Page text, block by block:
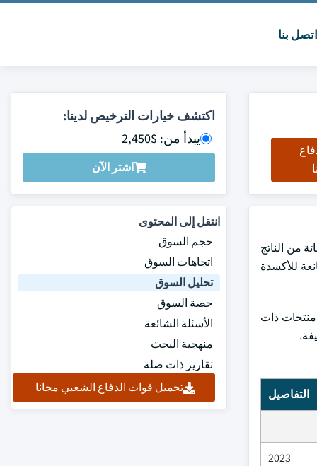
اتصل بنا
اكتشف خيارات الترخيص لدينا:
يبدأ من: $2,450
اشتر الآن
الولايات المتحدة في عام 2023 ويُقدَّر أن ينمو بما يزيد على 5.9 في المائة من الناتج
للأكسدة
ذات
التفاصيل
2023
انتقل إلى المحتوى
حجم السوق
اتجاهات السوق
تحليل السوق
حصة السوق
الأسئلة الشائعة
منهجية البحث
تقارير ذات صلة
تحميل قوات الدفاع الشعبي مجانا